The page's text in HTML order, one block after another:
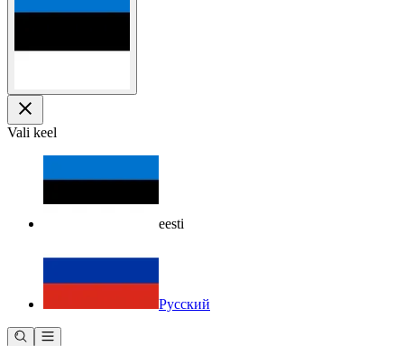
Vali keel
eesti
Русский